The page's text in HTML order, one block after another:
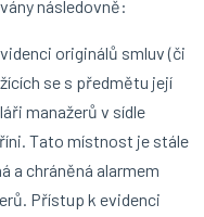
následovně:
originálů smluv (či
se s předmětu její
manažerů v sídle
Tato místnost je stále
a chráněná alarmem
Přístup k evidenci